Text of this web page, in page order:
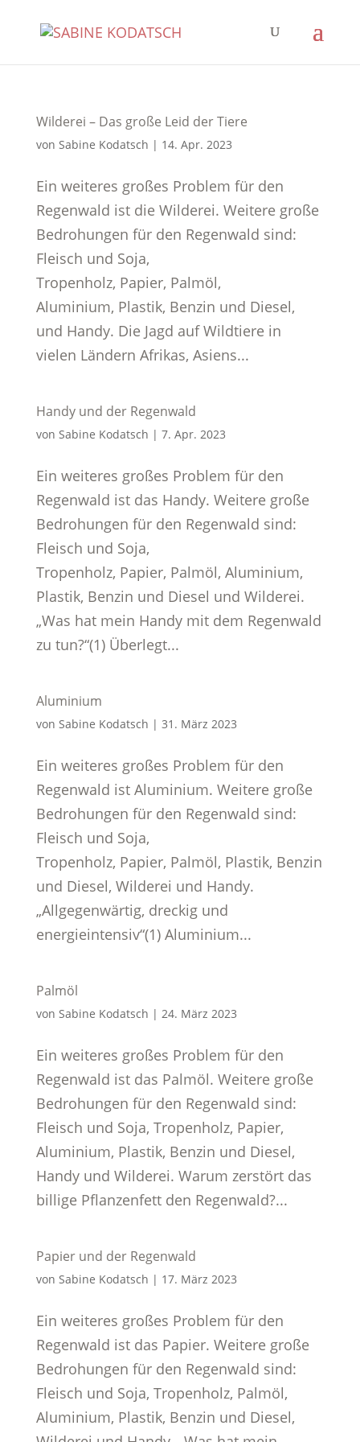
Wilderei – Das große Leid der Tiere
von Sabine Kodatsch | 14. Apr. 2023
Ein weiteres großes Problem für den
Regenwald ist die Wilderei. Weitere große
Bedrohungen für den Regenwald sind:
Fleisch und Soja,
Tropenholz, Papier, Palmöl,
Aluminium, Plastik, Benzin und Diesel,
und Handy. Die Jagd auf Wildtiere in
vielen Ländern Afrikas, Asiens...
Handy und der Regenwald
von Sabine Kodatsch | 7. Apr. 2023
Ein weiteres großes Problem für den
Regenwald ist das Handy. Weitere große
Bedrohungen für den Regenwald sind:
Fleisch und Soja,
Tropenholz, Papier, Palmöl, Aluminium,
Plastik, Benzin und Diesel und Wilderei.
„Was hat mein Handy mit dem Regenwald
zu tun?“(1) Überlegt...
Aluminium
von Sabine Kodatsch | 31. März 2023
Ein weiteres großes Problem für den
Regenwald ist Aluminium. Weitere große
Bedrohungen für den Regenwald sind:
Fleisch und Soja,
Tropenholz, Papier, Palmöl, Plastik, Benzin
und Diesel, Wilderei und Handy.
„Allgegenwärtig, dreckig und
energieintensiv“(1) Aluminium...
Palmöl
von Sabine Kodatsch | 24. März 2023
Ein weiteres großes Problem für den
Regenwald ist das Palmöl. Weitere große
Bedrohungen für den Regenwald sind:
Fleisch und Soja, Tropenholz, Papier,
Aluminium, Plastik, Benzin und Diesel,
Handy und Wilderei. Warum zerstört das
billige Pflanzenfett den Regenwald?...
Papier und der Regenwald
von Sabine Kodatsch | 17. März 2023
Ein weiteres großes Problem für den
Regenwald ist das Papier. Weitere große
Bedrohungen für den Regenwald sind:
Fleisch und Soja, Tropenholz, Palmöl,
Aluminium, Plastik, Benzin und Diesel,